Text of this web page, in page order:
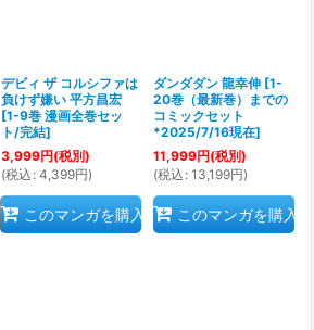
デビィ ザ コルシファは
負けず嫌い 平方昌宏
[1-9巻 漫画全巻セッ
ト/完結]
3,999円(税別)
(税込 : 4,399円)
このマンガを購入
ダンダダン 龍幸伸 [1-
20巻（最新巻）までの
コミックセット
*2025/7/16現在]
11,999円(税別)
(税込 : 13,199円)
このマンガを購入